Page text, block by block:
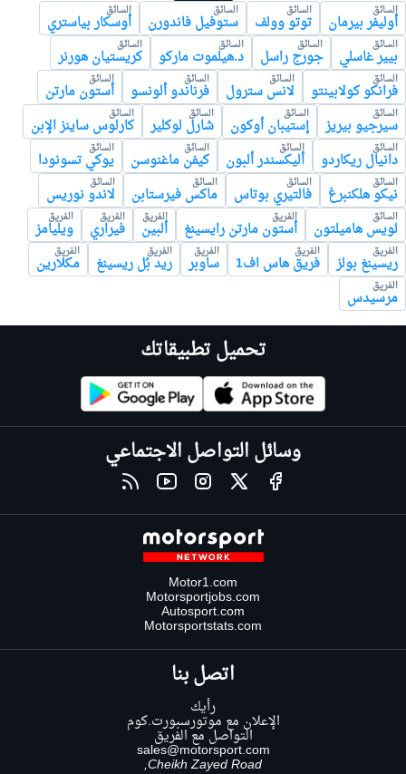
السائق
أوليفر بيرمان
السائق
توتو وولف
السائق
ستوفيل فاندورن
السائق
أوسكار بياستري
السائق
بيير غاسلي
السائق
جورج راسل
السائق
د.هيلموت ماركو
السائق
كريستيان هورنر
السائق
فرانكو كولابينتو
السائق
لانس سترول
السائق
فرناندو ألونسو
السائق
أستون مارتن
السائق
سيرجيو بيريز
السائق
إستيبان أوكون
السائق
شارل لوكلير
السائق
كارلوس ساينز الإبن
السائق
دانيال ريكاردو
السائق
أليكسندر ألبون
السائق
كيفن ماغنوسن
السائق
يوكي تسونودا
السائق
نيكو هلكنبرغ
السائق
فالتيري بوتاس
السائق
ماكس فيرستابن
السائق
لاندو نوريس
السائق
لويس هاميلتون
الفريق
أستون مارتن رايسينغ
الفريق
ألبين
الفريق
فيراري
الفريق
ويليامز
الفريق
ريسينغ بولز
الفريق
فريق هاس اف1
الفريق
ساوبر
الفريق
ريد بُل ريسينغ
الفريق
مكلارين
الفريق
مرسيدس
تحميل تطبيقاتك
وسائل التواصل الاجتماعي
Motor1.com
Motorsportjobs.com
Autosport.com
Motorsportstats.com
اتصل بنا
رأيك
الإعلان مع موتورسبورت.كوم
التواصل مع الفريق
sales@motorsport.com
Cheikh Zayed Road,